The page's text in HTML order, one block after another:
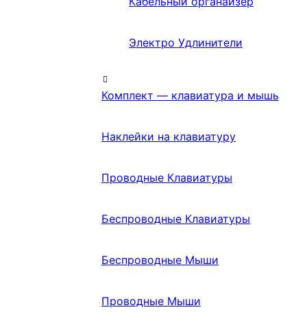
Электро Удлинители
Комплект — клавиатура и мышь
Наклейки на клавиатуру
Проводные Клавиатуры
Беспроводные Клавиатуры
Беспроводные Мыши
Проводные Мыши